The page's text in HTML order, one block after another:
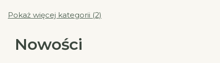
Pokaż więcej kategorii (2)
Nowości